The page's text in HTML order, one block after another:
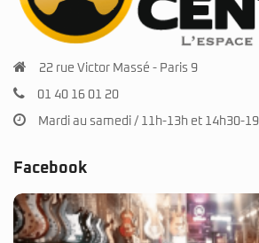
22 rue Victor Massé - Paris 9
01 40 16 01 20
Mardi au samedi / 11h-13h et 14h30-
Facebook